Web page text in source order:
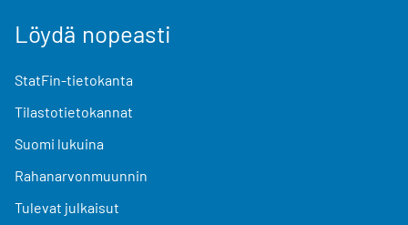
Löydä nopeasti
StatFin-tietokanta
Tilastotietokannat
Suomi lukuina
Rahanarvonmuunnin
Tulevat julkaisut